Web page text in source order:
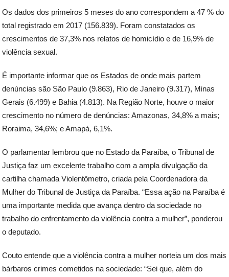
Os dados dos primeiros 5 meses do ano correspondem a 47 % do
total registrado em 2017 (156.839). Foram constatados os
crescimentos de 37,3% nos relatos de homicídio e de 16,9% de
violência sexual.
É importante informar que os Estados de onde mais partem
denúncias são São Paulo (9.863), Rio de Janeiro (9.317), Minas
Gerais (6.499) e Bahia (4.813). Na Região Norte, houve o maior
crescimento no número de denúncias: Amazonas, 34,8% a mais;
Roraima, 34,6%; e Amapá, 6,1%.
O parlamentar lembrou que no Estado da Paraíba, o Tribunal de
Justiça faz um excelente trabalho com a ampla divulgação da
cartilha chamada Violentômetro, criada pela Coordenadora da
Mulher do Tribunal de Justiça da Paraíba. “Essa ação na Paraíba é
uma importante medida que avança dentro da sociedade no
trabalho do enfrentamento da violência contra a mulher”, ponderou
o deputado.
Couto entende que a violência contra a mulher norteia um dos mais
bárbaros crimes cometidos na sociedade: “Sei que, além do